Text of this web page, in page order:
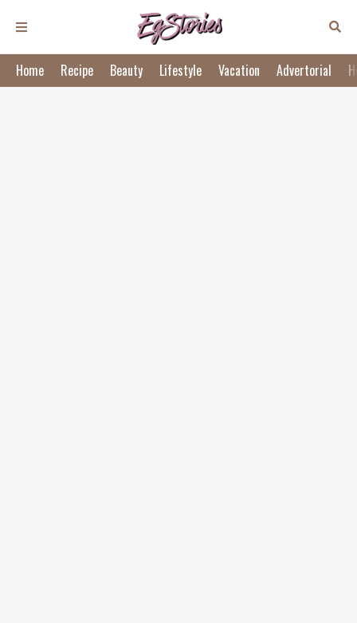
Home Recipe Beauty Lifestyle Vacation Advertorial